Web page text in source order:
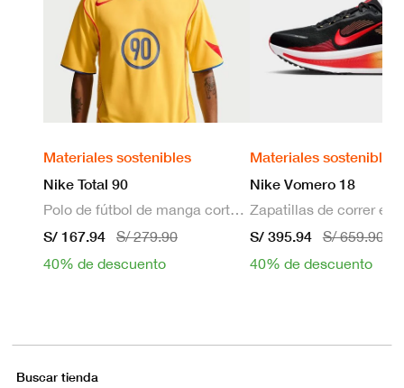
Materiales sostenibles
Nike Total 90
Polo de fútbol de manga corta Dri-FIT para hombre
S/ 167.94
S/ 279.90
40% de descuento
Materiales sostenibles
Nike Vomero 18
S/ 395.94
S/ 659.90
40% de descuento
Buscar tienda